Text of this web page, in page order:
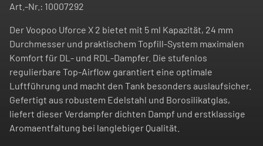
Art.-Nr.: 10007292
Der Voopoo Uforce X 2 bietet mit 5 ml Kapazität, 24 mm
Durchmesser und praktischem Topfill-System maximalen
Komfort für DL- und RDL-Dampfer. Die stufenlos
regulierbare Top-Airflow garantiert eine optimale
Luftführung und macht den Tank besonders auslaufsicher.
Gefertigt aus robustem Edelstahl und Borosilikatglas,
liefert dieser Verdampfer dichten Dampf und erstklassige
Aromaentfaltung bei langlebiger Qualität.